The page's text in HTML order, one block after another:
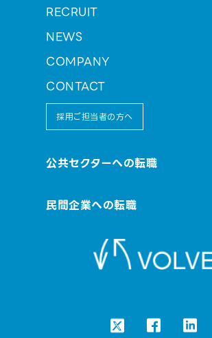
RECRUIT
NEWS
COMPANY
CONTACT
採用ご担当者の方へ
公共セクターへの転職
民間企業への転職